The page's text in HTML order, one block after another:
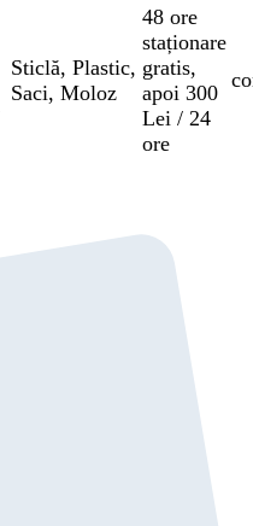
Sticlă, Plastic,
Saci, Moloz
48 ore
staționare
gratis,
apoi 300
Lei / 24
ore